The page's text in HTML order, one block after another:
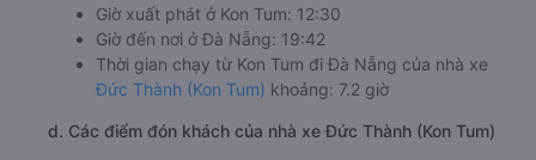
Giờ xuất phát ở Kon Tum: 12:30
Giờ đến nơi ở Đà Nẵng: 19:42
Thời gian chạy từ Kon Tum đi Đà Nẵng của nhà xe
Đức Thành (Kon Tum) khoảng: 7.2 giờ
d. Các điểm đón khách của nhà xe Đức Thành (Kon Tum)